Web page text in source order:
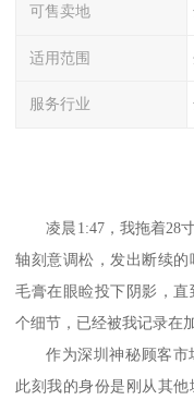
可售卖地
适用范围
服务行业
凌晨 1:47，我拖着28
轴刻意调松，发出断续
毛膏在眼睑投下阴影，
个细节，已经被我记录在
作为深圳神秘顾客市
此刻我的身份是刚 从其他